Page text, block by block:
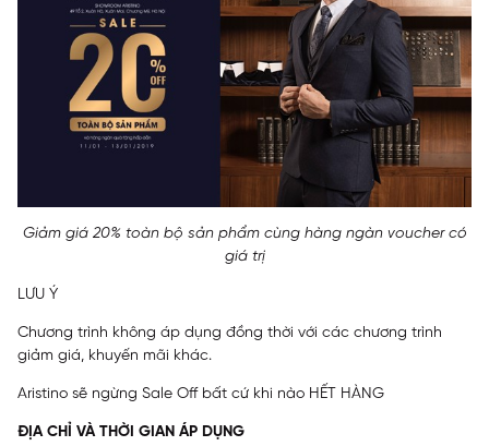
Giảm giá 20% toàn bộ sản phẩm cùng hàng ngàn voucher có
giá trị
LƯU Ý
Chương trình không áp dụng đồng thời với các chương trình
giảm giá, khuyến mãi khác.
Aristino sẽ ngừng Sale Off bất cứ khi nào HẾT HÀNG
ĐỊA CHỈ VÀ THỜI GIAN ÁP DỤNG